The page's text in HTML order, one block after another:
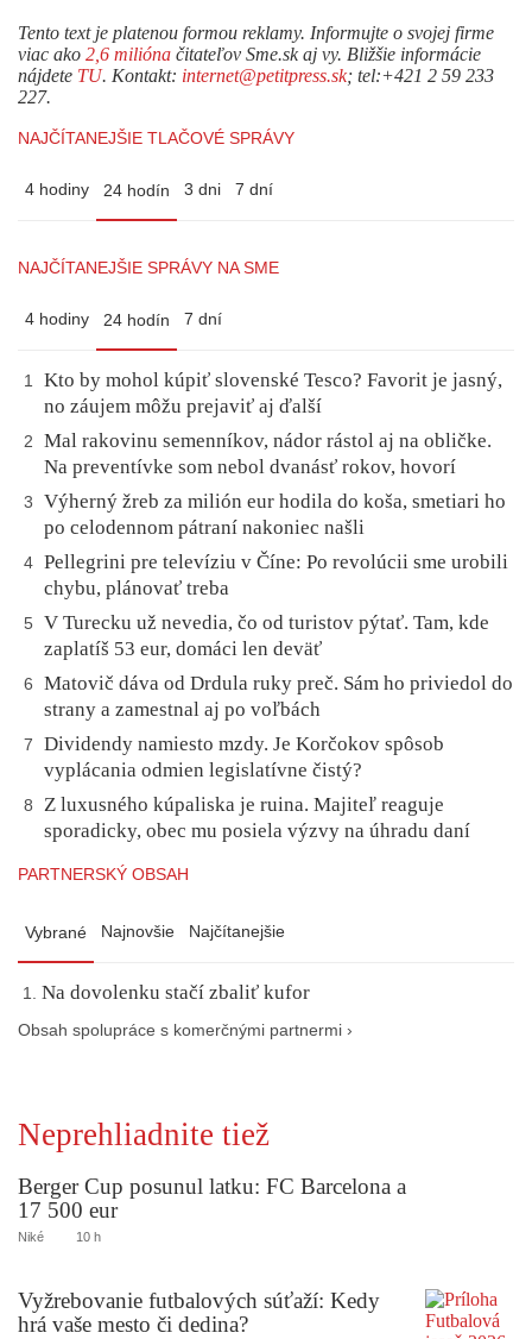
Tento text je platenou formou reklamy. Informujte o svojej firme
viac ako 2,6 milióna čitateľov Sme.sk aj vy. Bližšie informácie
nájdete TU. Kontakt: internet@petitpress.sk; tel:+421 2 59 233
227.
NAJČÍTANEJŠIE TLAČOVÉ SPRÁVY
4 hodiny 24 hodín 3 dni 7 dní
NAJČÍTANEJŠIE SPRÁVY NA SME
4 hodiny 24 hodín 7 dní
1
Kto by mohol kúpiť slovenské Tesco? Favorit je jasný,
no záujem môžu prejaviť aj ďalší
2
Mal rakovinu semenníkov, nádor rástol aj na obličke.
Na preventívke som nebol dvanásť rokov, hovorí
3
Výherný žreb za milión eur hodila do koša, smetiari ho
po celodennom pátraní nakoniec našli
4 Pellegrini pre televíziu v Číne: Po revolúcii sme urobili
chybu, plánovať treba
5
V Turecku už nevedia, čo od turistov pýtať. Tam, kde
zaplatíš 53 eur, domáci len deväť
6
Matovič dáva od Drdula ruky preč. Sám ho priviedol do
strany a zamestnal aj po voľbách
7
Dividendy namiesto mzdy. Je Korčokov spôsob
vyplácania odmien legislatívne čistý?
8
Z luxusného kúpaliska je ruina. Majiteľ reaguje
sporadicky, obec mu posiela výzvy na úhradu daní
PARTNERSKÝ OBSAH
Vybrané Najnovšie Najčítanejšie
Na dovolenku stačí zbaliť kufor
Obsah spolupráce s komerčnými partnermi ›
Neprehliadnite tiež
Berger Cup posunul latku: FC Barcelona a
17 500 eur
Niké 10 h
Vyžrebovanie futbalových súťaží: Kedy
hrá vaše mesto či dedina?